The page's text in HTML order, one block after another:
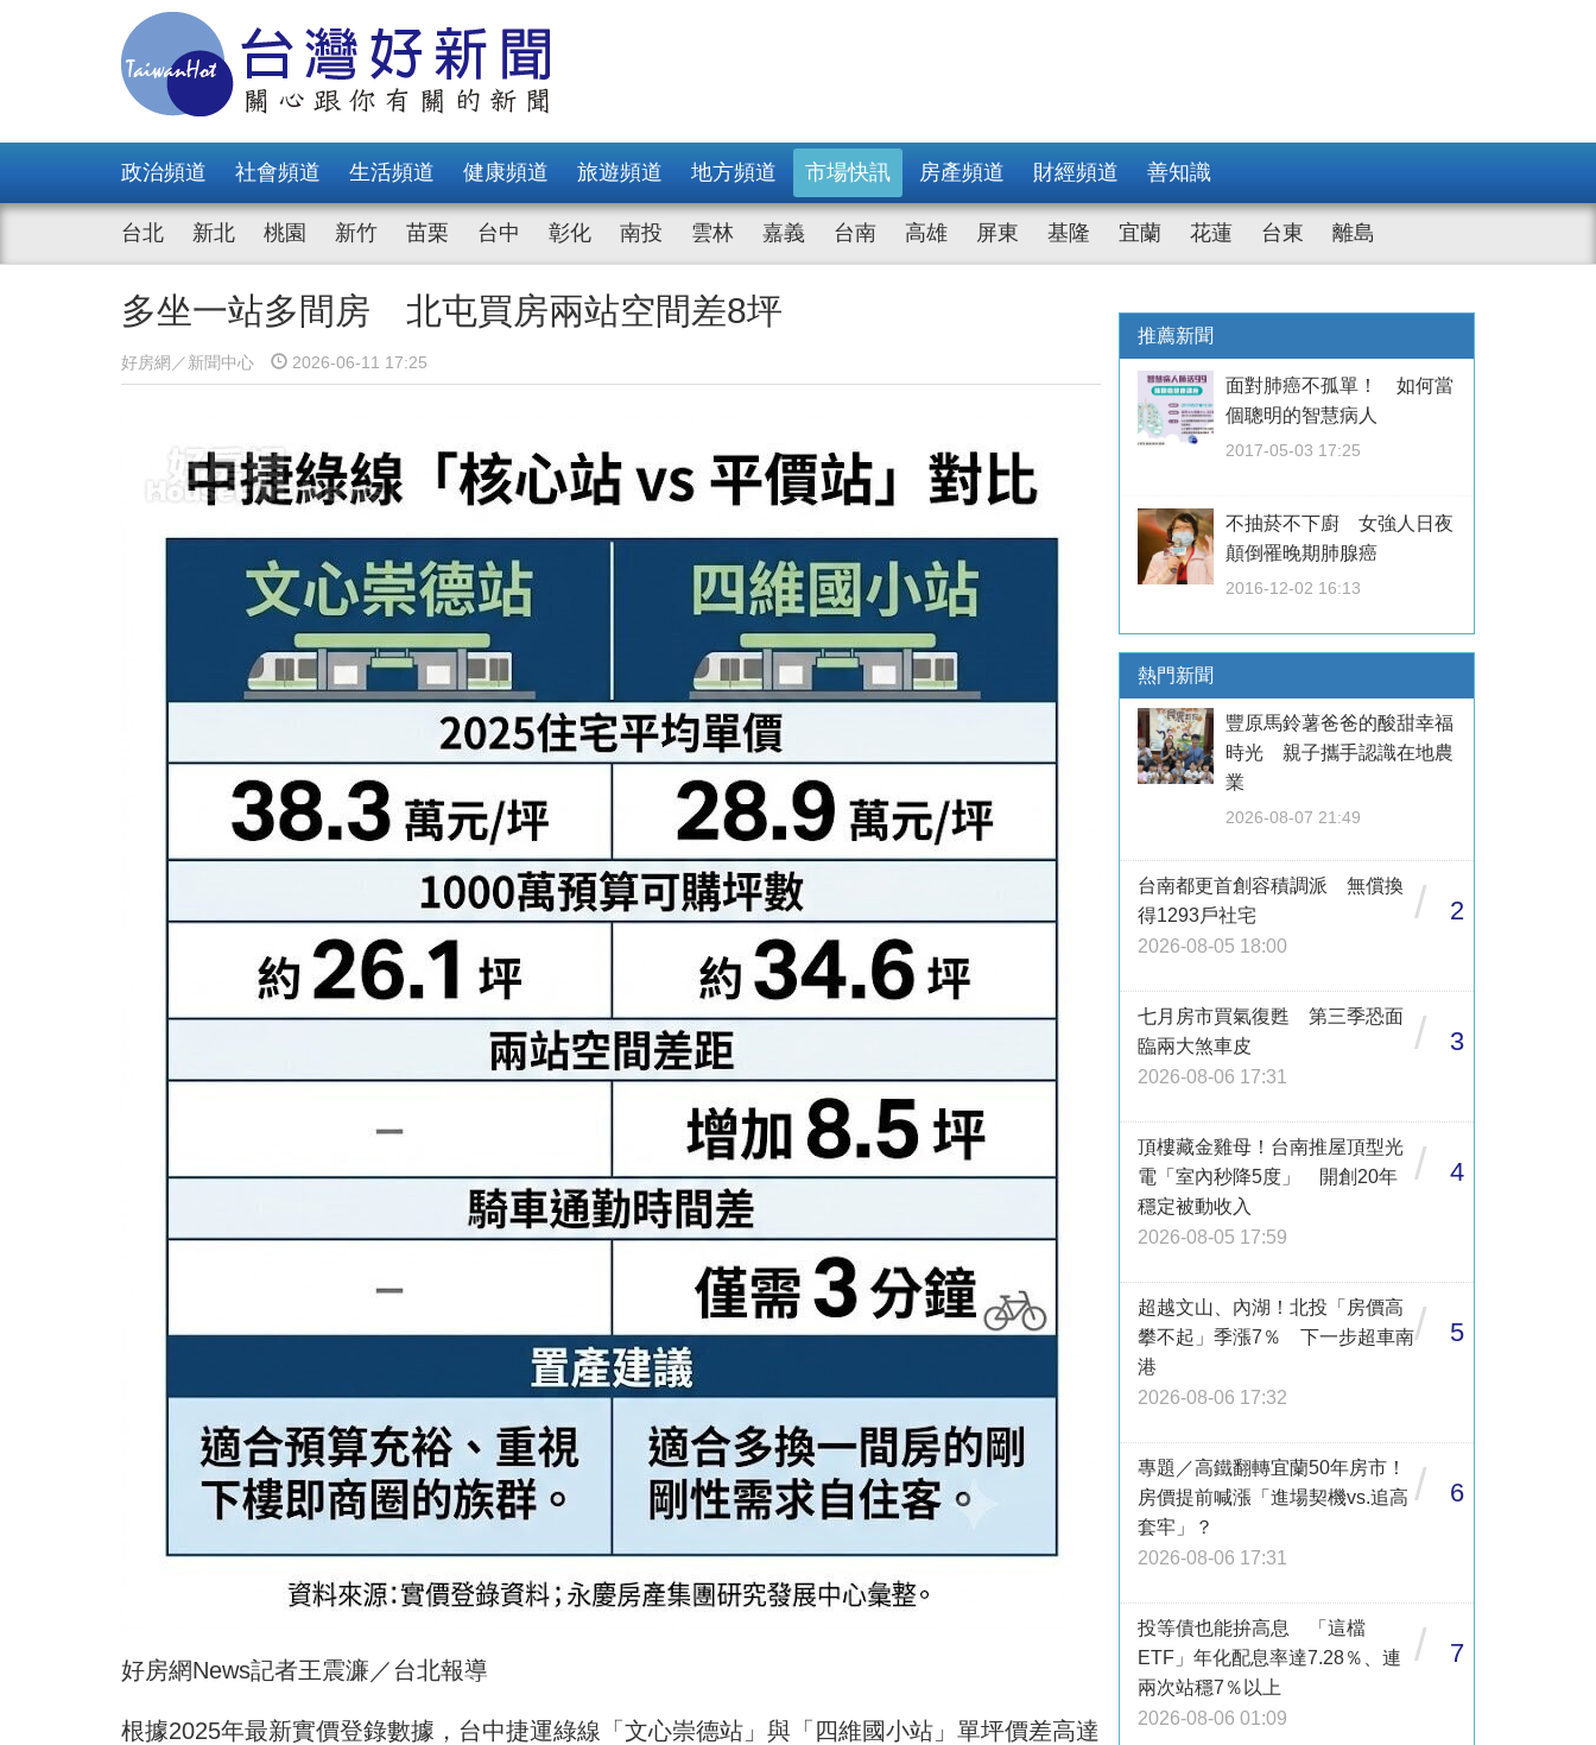
政治頻道 社會頻道 生活頻道 健康頻道 旅遊頻道 地方頻道 市場快訊 房產頻道 財經頻道 善知識
台北 新北 桃園 新竹 苗栗 台中 彰化 南投 雲林 嘉義 台南 高雄 屏東 基隆 宜蘭 花蓮 台東 離島
多坐一站多間房 北屯買房兩站空間差8坪
好房網／新聞中心 2026-06-11 17:25
好房網News記者王震濂／台北報導
根據2025年最新實價登錄數據，台中捷運綠線「文心崇德站」與「四維國小站」單坪價差高達
推薦新聞
面對肺癌不孤單！ 如何當
個聰明的智慧病人
2017-05-03 17:25
不抽菸不下廚 女強人日夜
顛倒罹晚期肺腺癌
2016-12-02 16:13
熱門新聞
豐原馬鈴薯爸爸的酸甜幸福
時光 親子攜手認識在地農
業
2026-08-07 21:49
台南都更首創容積調派 無償換
得1293戶社宅
2026-08-05 18:00
/ 2
七月房市買氣復甦 第三季恐面
臨兩大煞車皮
2026-08-06 17:31
/ 3
頂樓藏金雞母！台南推屋頂型光
電「室內秒降5度」 開創20年
穩定被動收入
2026-08-05 17:59
/ 4
超越文山、內湖！北投「房價高
攀不起」季漲7％ 下一步超車南
港
2026-08-06 17:32
/ 5
專題／高鐵翻轉宜蘭50年房市！
房價提前喊漲「進場契機vs.追高
套牢」？
2026-08-06 17:31
/ 6
投等債也能拚高息 「這檔
ETF」年化配息率達7.28％、連
兩次站穩7％以上
2026-08-06 01:09
/ 7